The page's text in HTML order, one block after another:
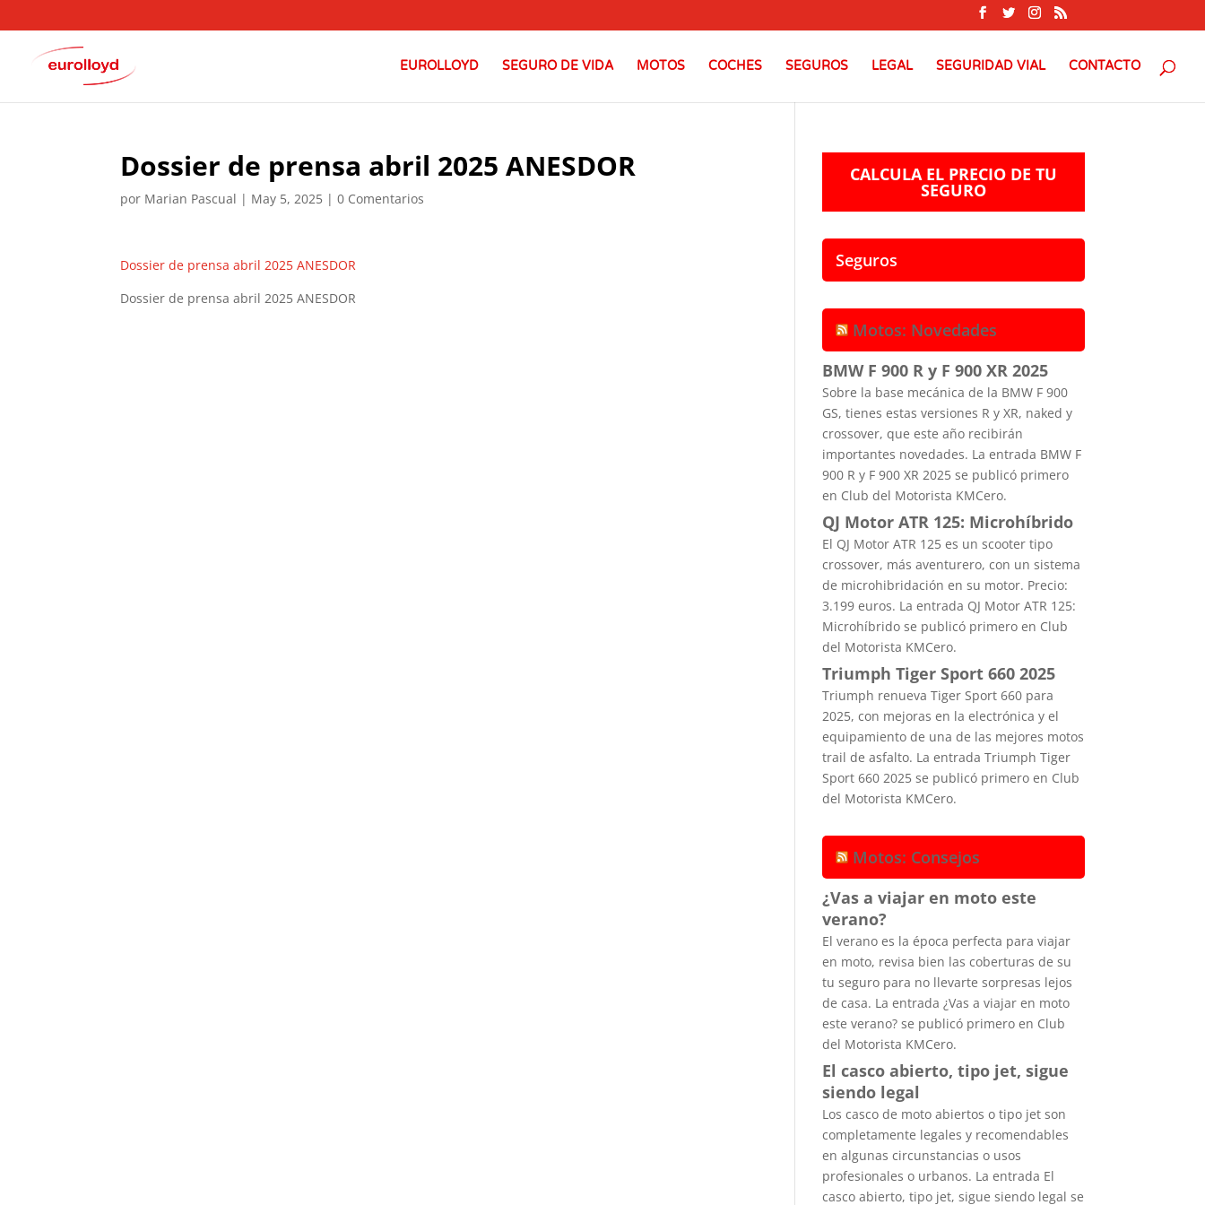
EUROLLOYD SEGURO DE VIDA MOTOS COCHES SEGUROS LEGAL SEGURIDAD VIAL CONTACTO
Dossier de prensa abril 2025 ANESDOR
por Marian Pascual | May 5, 2025 |0 Comentarios
Dossier de prensa abril 2025 ANESDOR
Dossier de prensa abril 2025 ANESDOR
CALCULA EL PRECIO DE TU
SEGURO
Seguros
Motos: Novedades
BMW F 900 R y F 900 XR 2025
Sobre la base mecánica de la BMW F 900
GS, tienes estas versiones R y XR, naked y
crossover, que este año recibirán
importantes novedades. La entrada BMW F
900 R y F 900 XR 2025 se publicó primero
en Club del Motorista KMCero.
QJ Motor ATR 125: Microhíbrido
El QJ Motor ATR 125 es un scooter tipo
crossover, más aventurero, con un sistema
de microhibridación en su motor. Precio:
3.199 euros. La entrada QJ Motor ATR 125:
Microhíbrido se publicó primero en Club
del Motorista KMCero.
Triumph Tiger Sport 660 2025
Triumph renueva Tiger Sport 660 para
2025, con mejoras en la electrónica y el
equipamiento de una de las mejores motos
trail de asfalto. La entrada Triumph Tiger
Sport 660 2025 se publicó primero en Club
del Motorista KMCero.
Motos: Consejos
¿Vas a viajar en moto este
verano?
El verano es la época perfecta para viajar
en moto, revisa bien las coberturas de su
tu seguro para no llevarte sorpresas lejos
de casa. La entrada ¿Vas a viajar en moto
este verano? se publicó primero en Club
del Motorista KMCero.
El casco abierto, tipo jet, sigue
siendo legal
Los casco de moto abiertos o tipo jet son
completamente legales y recomendables
en algunas circunstancias o usos
profesionales o urbanos. La entrada El
casco abierto, tipo jet, sigue siendo legal se